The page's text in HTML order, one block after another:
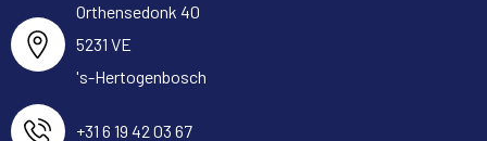
Orthensedonk 40
5231 VE
's-Hertogenbosch
+31 6 19 42 03 67